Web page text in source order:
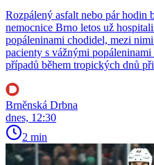
Rozpálený asfalt nebo pár hodin
nemocnice Brno letos už
popáleninami chodidel, mezi
pacienty s vážnými
případů během tropických dnů
Brněnská Drbna
dnes, 12:30
2 min